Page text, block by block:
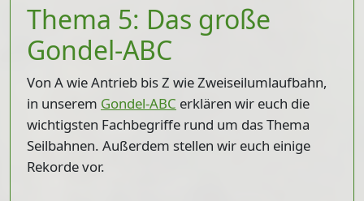
Thema 5: Das große
Gondel-ABC
Von A wie Antrieb bis Z wie Zweiseilumlaufbahn,
in unserem Gondel-ABC erklären wir euch die
wichtigsten Fachbegriffe rund um das Thema
Seilbahnen. Außerdem stellen wir euch einige
Rekorde vor.